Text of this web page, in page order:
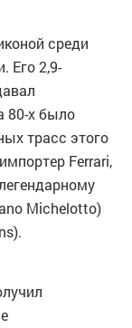
среди
Его 2,9-
80-х было
трасс этого
Ferrari,
Michelotto)